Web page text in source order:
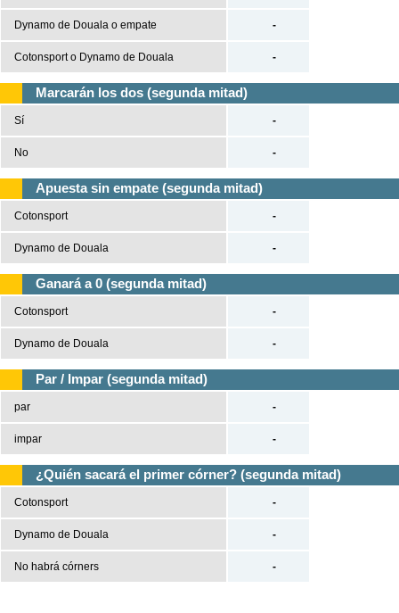
Dynamo de Douala o empate
Cotonsport o Dynamo de Douala
-
-
Marcarán los dos (segunda mitad)
Sí
No
-
-
Apuesta sin empate (segunda mitad)
Cotonsport
Dynamo de Douala
-
-
Ganará a 0 (segunda mitad)
Cotonsport
Dynamo de Douala
-
-
Par / Impar (segunda mitad)
par
impar
-
-
¿Quién sacará el primer córner? (segunda mitad)
Cotonsport
Dynamo de Douala
No habrá córners
-
-
-